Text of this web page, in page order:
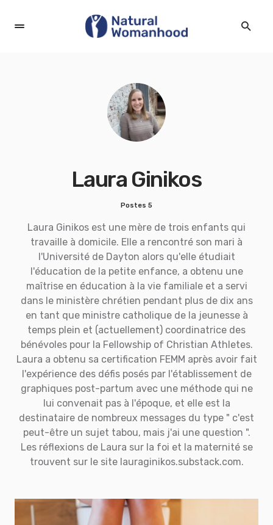
Laura Ginikos
Postes 5
Laura Ginikos est une mère de trois enfants qui
travaille à domicile. Elle a rencontré son mari à
l'Université de Dayton alors qu'elle étudiait
l'éducation de la petite enfance, a obtenu une
maîtrise en éducation à la vie familiale et a servi
dans le ministère chrétien pendant plus de dix ans
en tant que ministre catholique de la jeunesse à
temps plein et (actuellement) coordinatrice des
bénévoles pour la Fellowship of Christian Athletes.
Laura a obtenu sa certification FEMM après avoir fait
l'expérience des défis posés par l'établissement de
graphiques post-partum avec une méthode qui ne
lui convenait pas à l'époque, et elle est la
destinataire de nombreux messages du type " c'est
peut-être un sujet tabou, mais j'ai une question ".
Les réflexions de Laura sur la foi et la maternité se
trouvent sur le site lauraginikos.substack.com.